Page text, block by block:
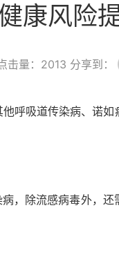
康风险
击量： 2013 分享到：
呼吸道传染病、诺
，除流感病毒外，